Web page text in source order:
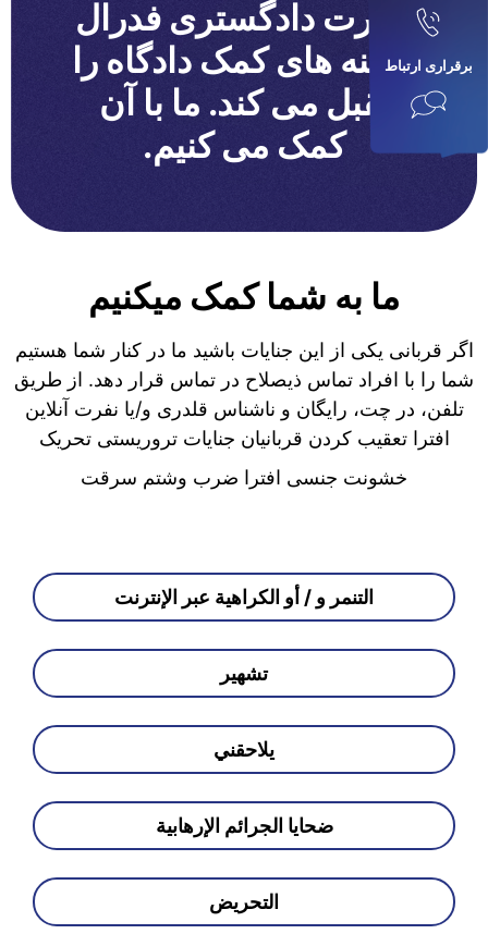
برقراری ارتباط
وزارت دادگستری فدرال
هزینه های کمک دادگاه را
تقبل می کند. ما با آن
کمک می کنیم.
ما به شما کمک میکنیم
اگر قربانی یکی از این جنایات باشید ما در کنار شما هستیم
شما را با افراد تماس ذیصلاح در تماس قرار دهد. از طریق
تلفن، در چت، رایگان و ناشناس قلدری و/یا نفرت آنلاین
افترا تعقیب کردن قربانیان جنایات تروریستی تحریک
خشونت جنسی افترا ضرب وشتم سرقت
التنمر و / أو الكراهية عبر الإنترنت
تشهير
يلاحقني
ضحايا الجرائم الإرهابية
التحريض